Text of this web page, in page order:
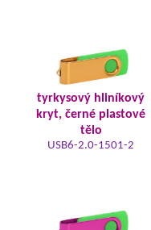
tyrkysový hliníkový
kryt, černé plastové
tělo
USB6-2.0-1501-2